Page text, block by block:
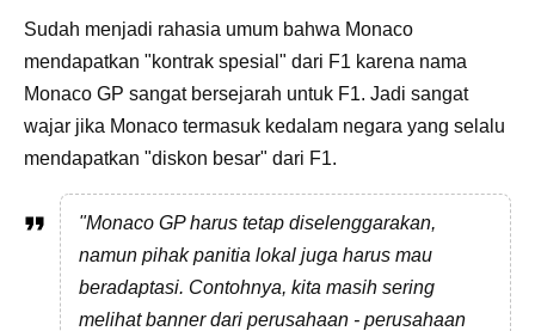
Sudah menjadi rahasia umum bahwa Monaco
mendapatkan "kontrak spesial" dari F1 karena nama
Monaco GP sangat bersejarah untuk F1. Jadi sangat
wajar jika Monaco termasuk kedalam negara yang selalu
mendapatkan "diskon besar" dari F1.
"Monaco GP harus tetap diselenggarakan,
namun pihak panitia lokal juga harus mau
beradaptasi. Contohnya, kita masih sering
melihat banner dari perusahaan - perusahaan